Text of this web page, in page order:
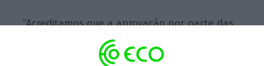
“Acreditamos que a aprovação por parte das
autoridades portuguesas arrastar o processo,
sendo que não afastamos a possibilidade de